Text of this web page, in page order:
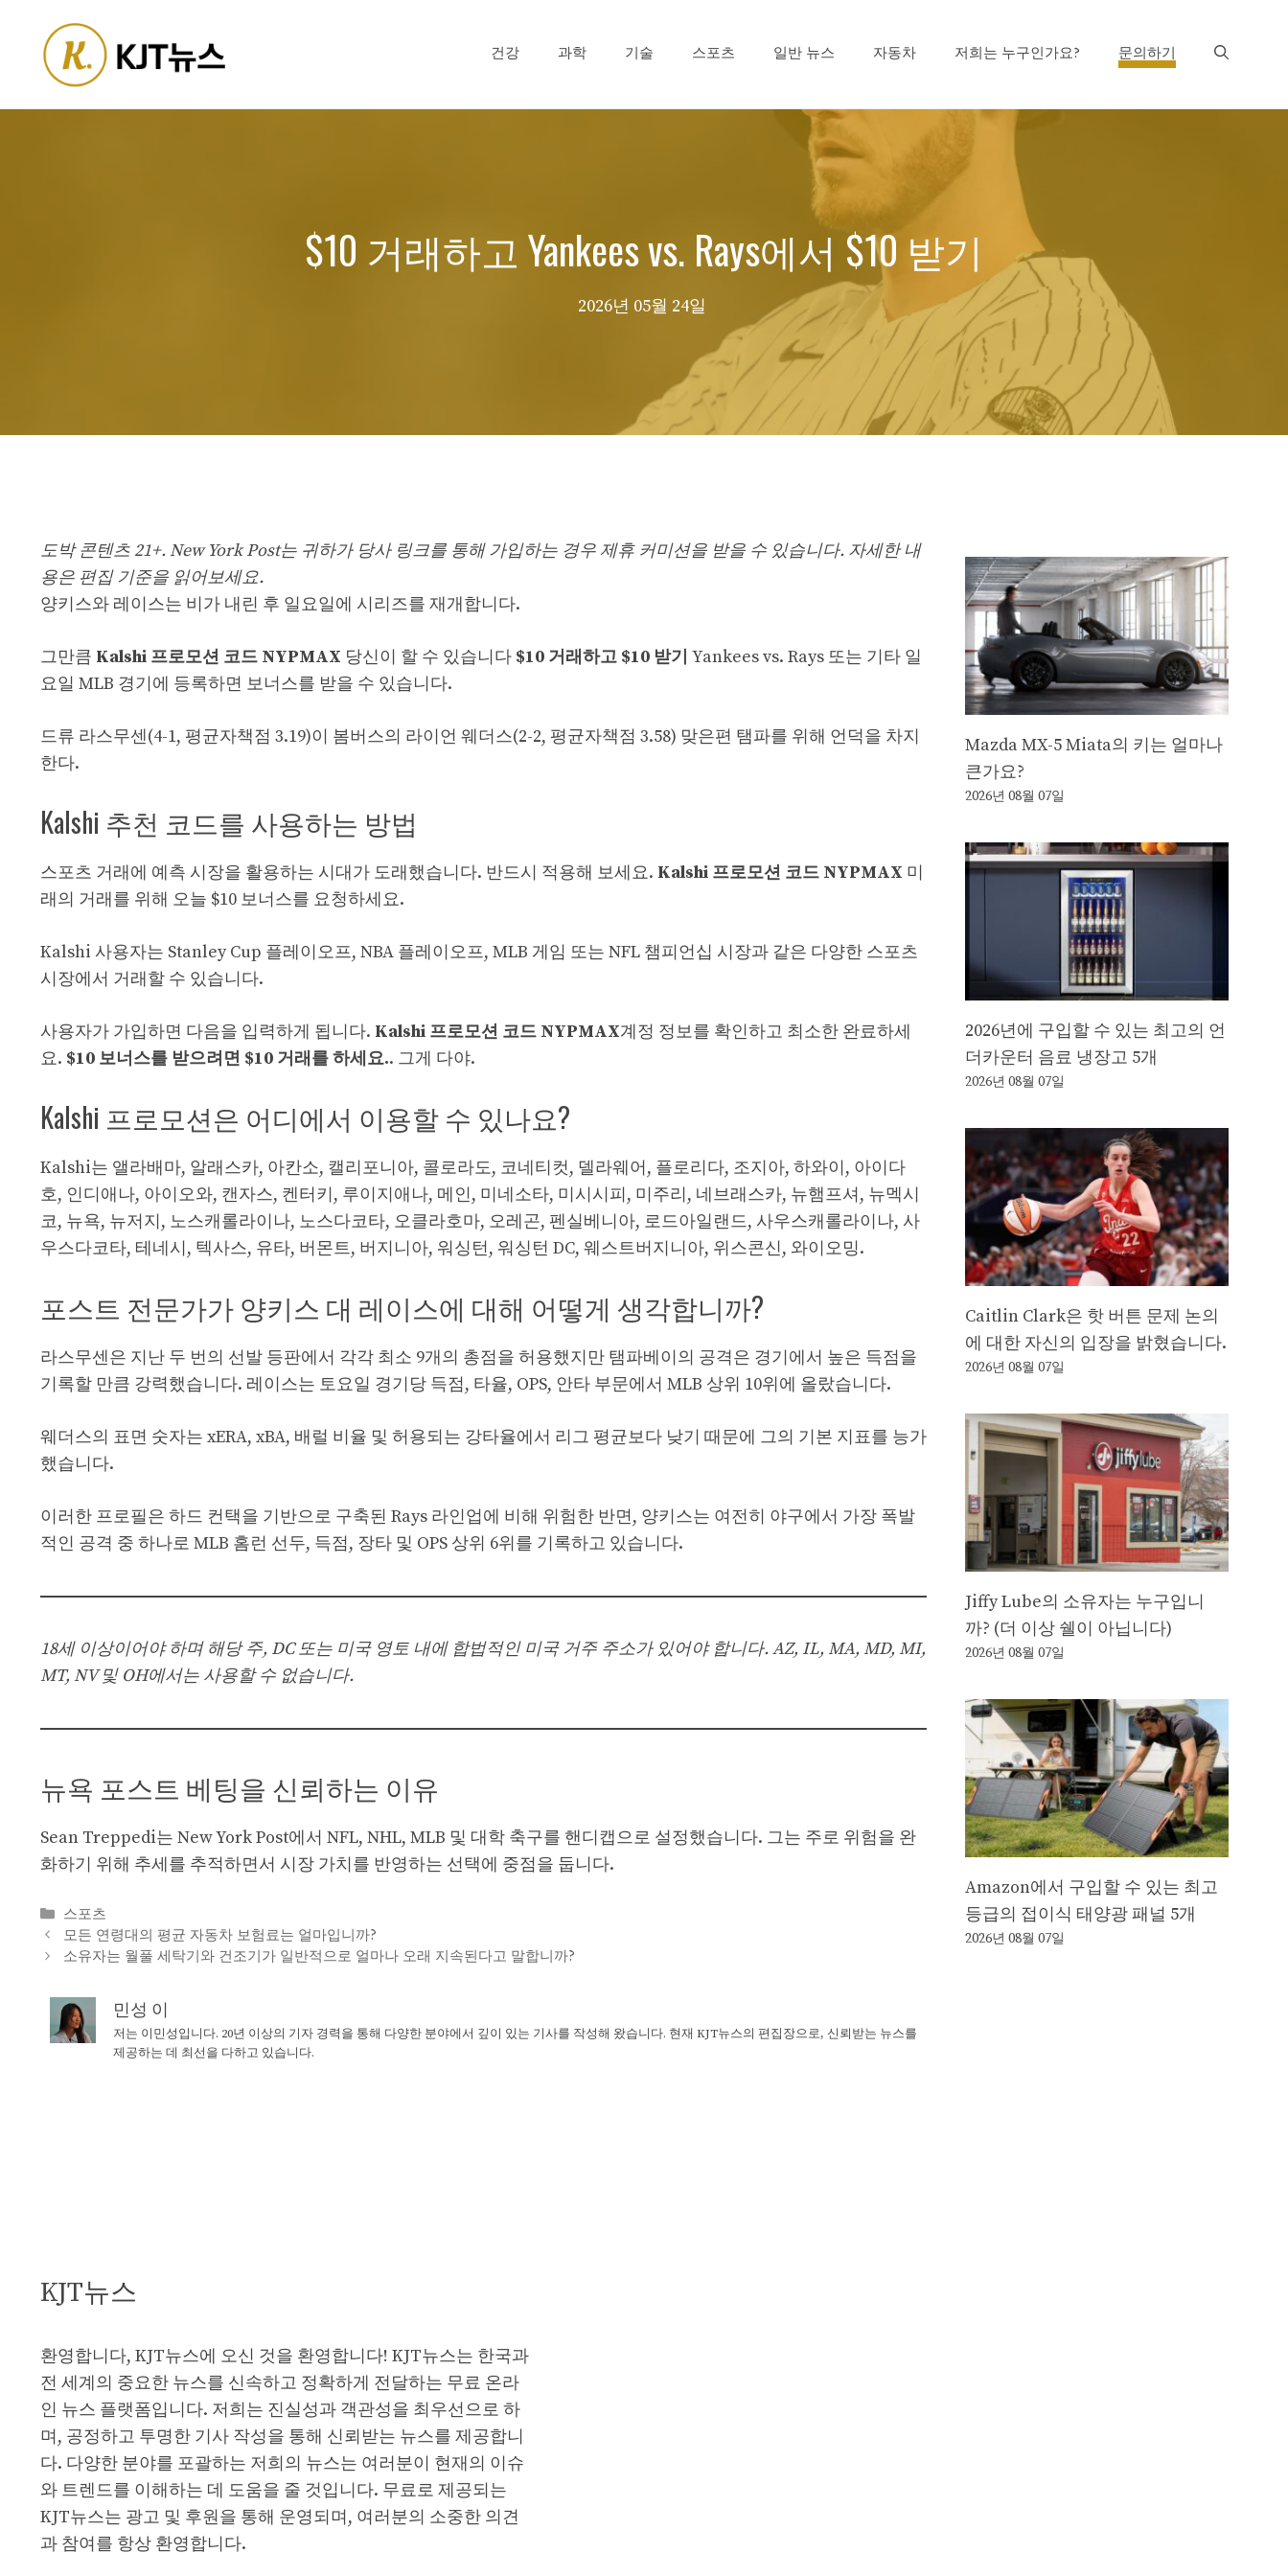
content
건강 과학 기술 스포츠 일반 뉴스 자동차 저희는 누구인가요? 문의하기
$10 거래하고 Yankees vs. Rays에서 $10 받기
2026년 05월 24일
도박 콘텐츠 21+. New York Post는 귀하가 당사 링크를 통해 가입하는 경우 제휴 커미션을 받을 수 있습니다. 자세한 내
용은 편집 기준을 읽어보세요.
양키스와 레이스는 비가 내린 후 일요일에 시리즈를 재개합니다.
그만큼 Kalshi 프로모션 코드 NYPMAX 당신이 할 수 있습니다 $10 거래하고 $10 받기 Yankees vs. Rays 또는 기타 일
요일 MLB 경기에 등록하면 보너스를 받을 수 있습니다.
드류 라스무센(4-1, 평균자책점 3.19)이 봄버스의 라이언 웨더스(2-2, 평균자책점 3.58) 맞은편 탬파를 위해 언덕을 차지
한다.
Kalshi 추천 코드를 사용하는 방법
스포츠 거래에 예측 시장을 활용하는 시대가 도래했습니다. 반드시 적용해 보세요. Kalshi 프로모션 코드 NYPMAX 미
래의 거래를 위해 오늘 $10 보너스를 요청하세요.
Kalshi 사용자는 Stanley Cup 플레이오프, NBA 플레이오프, MLB 게임 또는 NFL 챔피언십 시장과 같은 다양한 스포츠
시장에서 거래할 수 있습니다.
사용자가 가입하면 다음을 입력하게 됩니다. Kalshi 프로모션 코드 NYPMAX계정 정보를 확인하고 최소한 완료하세
요. $10 보너스를 받으려면 $10 거래를 하세요.. 그게 다야.
Kalshi 프로모션은 어디에서 이용할 수 있나요?
Kalshi는 앨라배마, 알래스카, 아칸소, 캘리포니아, 콜로라도, 코네티컷, 델라웨어, 플로리다, 조지아, 하와이, 아이다
호, 인디애나, 아이오와, 캔자스, 켄터키, 루이지애나, 메인, 미네소타, 미시시피, 미주리, 네브래스카, 뉴햄프셔, 뉴멕시
코, 뉴욕, 뉴저지, 노스캐롤라이나, 노스다코타, 오클라호마, 오레곤, 펜실베니아, 로드아일랜드, 사우스캐롤라이나, 사
우스다코타, 테네시, 텍사스, 유타, 버몬트, 버지니아, 워싱턴, 워싱턴 DC, 웨스트버지니아, 위스콘신, 와이오밍.
포스트 전문가가 양키스 대 레이스에 대해 어떻게 생각합니까?
라스무센은 지난 두 번의 선발 등판에서 각각 최소 9개의 총점을 허용했지만 탬파베이의 공격은 경기에서 높은 득점을
기록할 만큼 강력했습니다. 레이스는 토요일 경기당 득점, 타율, OPS, 안타 부문에서 MLB 상위 10위에 올랐습니다.
웨더스의 표면 숫자는 xERA, xBA, 배럴 비율 및 허용되는 강타율에서 리그 평균보다 낮기 때문에 그의 기본 지표를 능가
했습니다.
이러한 프로필은 하드 컨택을 기반으로 구축된 Rays 라인업에 비해 위험한 반면, 양키스는 여전히 야구에서 가장 폭발
적인 공격 중 하나로 MLB 홈런 선두, 득점, 장타 및 OPS 상위 6위를 기록하고 있습니다.
18세 이상이어야 하며 해당 주, DC 또는 미국 영토 내에 합법적인 미국 거주 주소가 있어야 합니다. AZ, IL, MA, MD, MI,
MT, NV 및 OH에서는 사용할 수 없습니다.
뉴욕 포스트 베팅을 신뢰하는 이유
Sean Treppedi는 New York Post에서 NFL, NHL, MLB 및 대학 축구를 핸디캡으로 설정했습니다. 그는 주로 위험을 완
화하기 위해 추세를 추적하면서 시장 가치를 반영하는 선택에 중점을 둡니다.
Categories
스포츠
모든 연령대의 평균 자동차 보험료는 얼마입니까?
소유자는 월풀 세탁기와 건조기가 일반적으로 얼마나 오래 지속된다고 말합니까?
민성 이
저는 이민성입니다. 20년 이상의 기자 경력을 통해 다양한 분야에서 깊이 있는 기사를 작성해 왔습니다. 현재 KJT뉴스의 편집장으로, 신뢰받는 뉴스를
제공하는 데 최선을 다하고 있습니다.
Mazda MX-5 Miata의 키는 얼마나
큰가요?
2026년 08월 07일
2026년에 구입할 수 있는 최고의 언
더카운터 음료 냉장고 5개
2026년 08월 07일
Caitlin Clark은 핫 버튼 문제 논의
에 대한 자신의 입장을 밝혔습니다.
2026년 08월 07일
Jiffy Lube의 소유자는 누구입니
까? (더 이상 쉘이 아닙니다)
2026년 08월 07일
Amazon에서 구입할 수 있는 최고
등급의 접이식 태양광 패널 5개
2026년 08월 07일
KJT뉴스
환영합니다, KJT뉴스에 오신 것을 환영합니다! KJT뉴스는 한국과
전 세계의 중요한 뉴스를 신속하고 정확하게 전달하는 무료 온라
인 뉴스 플랫폼입니다. 저희는 진실성과 객관성을 최우선으로 하
며, 공정하고 투명한 기사 작성을 통해 신뢰받는 뉴스를 제공합니
다. 다양한 분야를 포괄하는 저희의 뉴스는 여러분이 현재의 이슈
와 트렌드를 이해하는 데 도움을 줄 것입니다. 무료로 제공되는
KJT뉴스는 광고 및 후원을 통해 운영되며, 여러분의 소중한 의견
과 참여를 항상 환영합니다.